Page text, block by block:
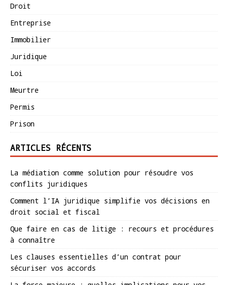
Droit
Entreprise
Immobilier
Juridique
Loi
Meurtre
Permis
Prison
ARTICLES RÉCENTS
La médiation comme solution pour résoudre vos
conflits juridiques
Comment l’IA juridique simplifie vos décisions en
droit social et fiscal
Que faire en cas de litige : recours et procédures
à connaître
Les clauses essentielles d’un contrat pour
sécuriser vos accords